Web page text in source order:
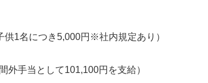
1名につき5,000円※社内規定あり）
外手当として101,100円を支給）